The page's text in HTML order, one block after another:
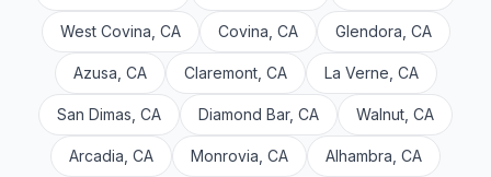
West Covina, CA Covina, CA Glendora, CA
Azusa, CA Claremont, CA La Verne, CA
San Dimas, CA Diamond Bar, CA Walnut, CA
Arcadia, CA Monrovia, CA Alhambra, CA